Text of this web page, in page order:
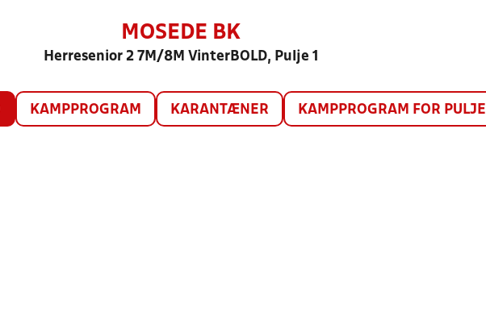
MOSEDE BK
Herresenior 2 7M/8M VinterBOLD, Pulje 1
KAMPPROGRAM KARANTÆNER KAMPPROGRAM FOR PULJE